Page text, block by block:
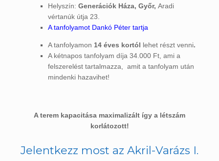
Helyszín: Generációk Háza, Győr, Aradi
vértanúk útja 23.
A tanfolyamot Dankó Péter tartja
A tanfolyamon 14 éves kortól lehet részt venni.
A kétnapos tanfolyam díja 34.000 Ft, ami a
felszerelést tartalmazza, amit a tanfolyam után
mindenki hazavihet!
A terem kapacitása maximalizált így a létszám
korlátozott!
Jelentkezz most az Akril-Varázs I.